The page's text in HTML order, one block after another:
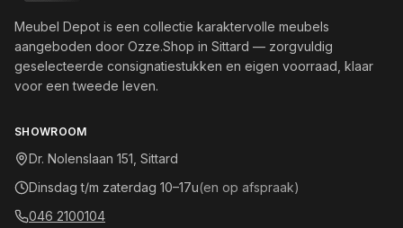
Meubel Depot is een collectie karaktervolle meubels
aangeboden door Ozze.Shop in Sittard — zorgvuldig
geselecteerde consignatiestukken en eigen voorraad, klaar
voor een tweede leven.
SHOWROOM
Dr. Nolenslaan 151, Sittard
Dinsdag t/m zaterdag 10–17u(en op afspraak)
046 2100104